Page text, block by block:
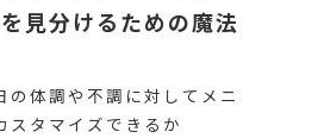
見分けるための魔法
の体調や不調に対してメニ
スタマイズできるか